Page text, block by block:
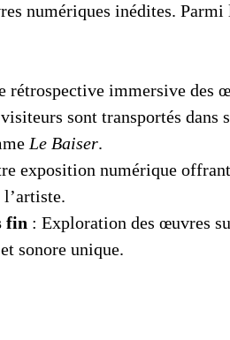
numériques inédites. Parmi
rétrospective immersive des
sont transportés dans
Le Baiser.
exposition numérique
fin : Exploration des œuvres
sonore unique.